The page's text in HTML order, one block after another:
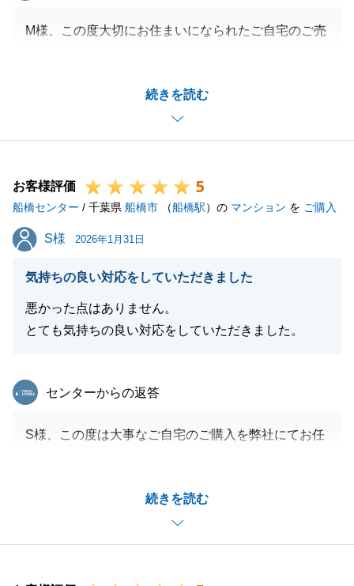
続きを読む
M様、この度大切にお住まいになられたご自宅のご売
多大なるご尽力をいただき、無事買主様を見つけるこ
今後お困りごと等ございましたら何なりとお申し付け
今後とも何卒よろしくお願いいたします。
お客様評価 5
船橋センター / 千葉県 船橋市 （船橋駅）の マンション を ご購入
S様
S様 2026年1月31日
気持ちの良い対応をしていただきました
悪かった点はありません。
とても気持ちの良い対応をしていただきました。
続きを読む
東急リバブル
センターからの返答
S様、この度は大事なご自宅のご購入を弊社にてお任
引き続き何卒よろしくお願いいたします。